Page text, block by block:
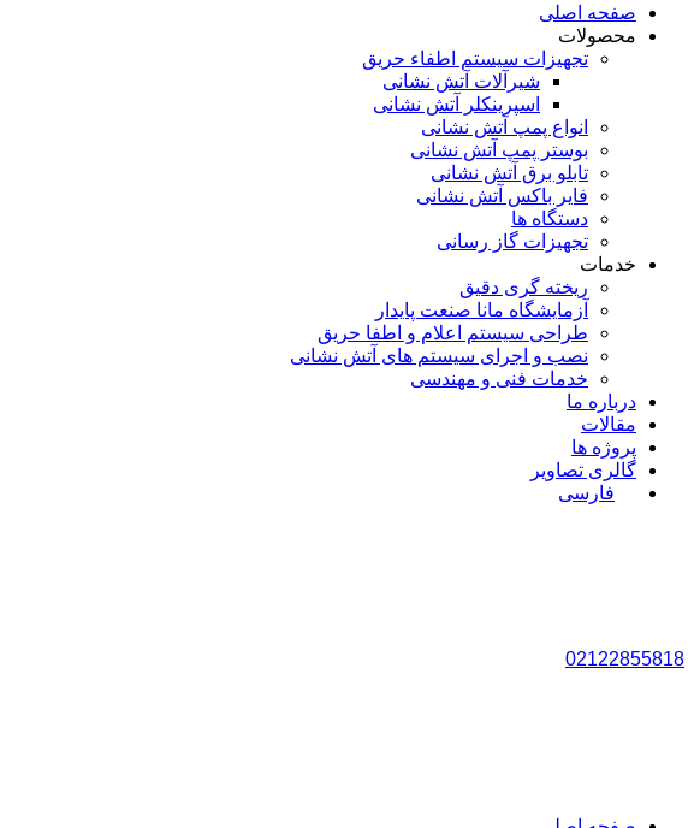
صفحه اصلی
محصولات
تجهیزات سیستم اطفاء حریق
شیرآلات آتش نشانی
اسپرینکلر آتش نشانی
انواع پمپ آتش نشانی
بوستر پمپ آتش نشانی
تابلو برق آتش نشانی
فایر باکس آتش نشانی
دستگاه ها
تجهیزات گاز رسانی
خدمات
ریخته گری دقیق
آزمایشگاه مانا صنعت پایدار
طراحی سیستم اعلام و اطفا حریق
نصب و اجرای سیستم های آتش نشانی
خدمات فنی و مهندسی
درباره ما
مقالات
پروژه ها
گالری تصاویر
فارسی
02122855818